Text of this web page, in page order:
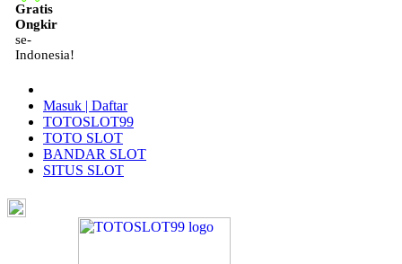
Gratis
Ongkir
se-
Indonesia!
Masuk | Daftar
TOTOSLOT99
TOTO SLOT
BANDAR SLOT
SITUS SLOT